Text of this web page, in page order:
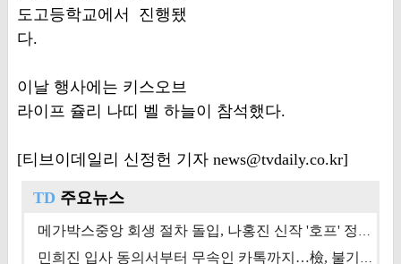
도고등학교에서 진행됐
다.
이날 행사에는 키스오브
라이프 쥴리 나띠 벨 하늘이 참석했다.
[티브이데일리 신정헌 기자 news@tvdaily.co.kr]
TD 주요뉴스
메가박스중앙 회생 절차 돌입, 나홍진 신작 '호프' 정상 개봉에 쏠린 시선 [상반기 결산 기획]
민희진 입사 동의서부터 무속인 카톡까지…檢, 불기소 처분 근거들 [이슈&톡]